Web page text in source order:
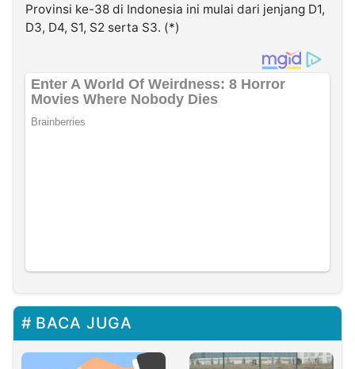
Provinsi ke-38 di Indonesia ini mulai dari jenjang D1,
D3, D4, S1, S2 serta S3. (*)
BACA JUGA